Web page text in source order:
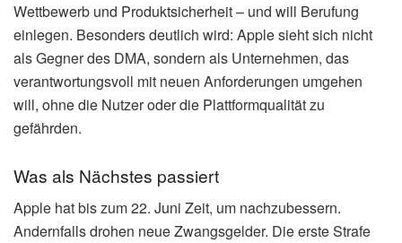
Wettbewerb und Produktsicherheit – und will Berufung
einlegen. Besonders deutlich wird: Apple sieht sich nicht
als Gegner des DMA, sondern als Unternehmen, das
verantwortungsvoll mit neuen Anforderungen umgehen
will, ohne die Nutzer oder die Plattformqualität zu
gefährden.
Was als Nächstes passiert
Apple hat bis zum 22. Juni Zeit, um nachzubessern.
Andernfalls drohen neue Zwangsgelder. Die erste Strafe